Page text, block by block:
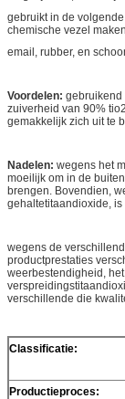
gebruikt in de
chemische vezel
email, rubber, en
Voordelen: gebruikend
zuiverheid van 90%
gemakkelijk zich uit te
Nadelen: wegens het
moeilijk om in de
brengen. Bovendien,
gehaltetitaandioxide,
wegens de
productprestaties
weerbestendigheid,
verschillende die
Classificatie:
Productieproces: